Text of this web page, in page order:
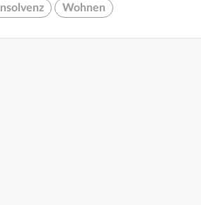
Insolvenz Wohnen